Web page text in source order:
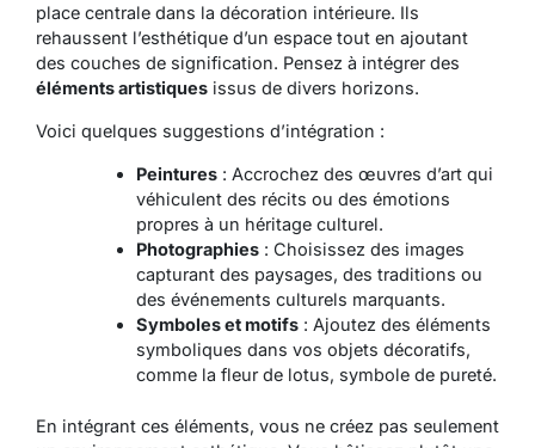
place centrale dans la décoration intérieure. Ils
rehaussent l’esthétique d’un espace tout en ajoutant
des couches de signification. Pensez à intégrer des
éléments artistiques issus de divers horizons.
Voici quelques suggestions d’intégration :
Peintures: Accrochez des œuvres d’art qui
véhiculent des récits ou des émotions
propres à un héritage culturel.
Photographies: Choisissez des images
capturant des paysages, des traditions ou
des événements culturels marquants.
Symboles et motifs: Ajoutez des éléments
symboliques dans vos objets décoratifs,
comme la fleur de lotus, symbole de pureté.
En intégrant ces éléments, vous ne créez pas seulement